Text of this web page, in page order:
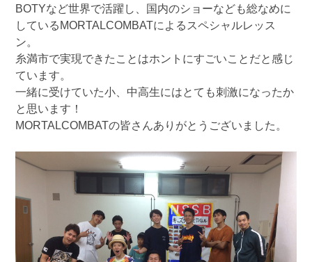
BOTYなど世界で活躍し、国内のショーなども総なめに
しているMORTALCOMBATによるスペシャルレッス
ン。
糸満市で実現できたことはホントにすごいことだと感じ
ています。
一緒に受けていた小、中高生にはとても刺激になったか
と思います！
MORTALCOMBATの皆さんありがとうございました。